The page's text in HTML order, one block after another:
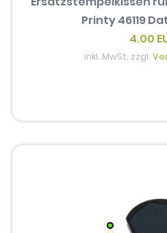
Printy 46119
4.00
inkl. MwSt. zzgl.